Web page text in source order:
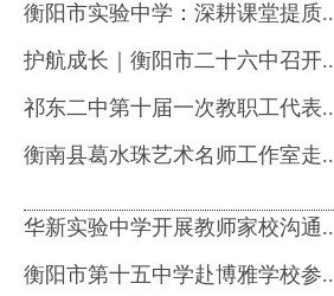
衡阳市实验中学：深耕课堂提质..
护航成长｜衡阳市二十六中召开..
祁东二中第十届一次教职工代表..
衡南县葛水珠艺术名师工作室走..
华新实验中学开展教师家校沟通..
衡阳市第十五中学赴博雅学校参..